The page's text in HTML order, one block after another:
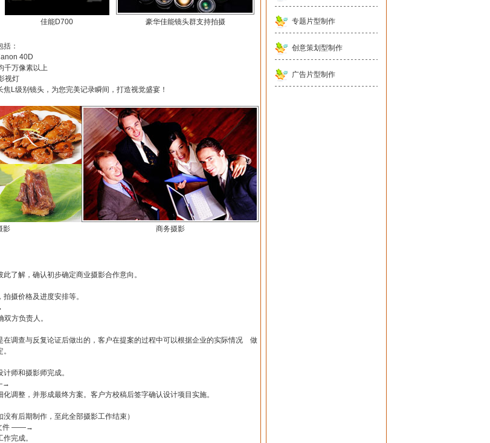
佳能D700 豪华佳能镜头群支持拍摄
：
40D
千万像素以上
视灯
L级别镜头，为您完美记录瞬间，打造视觉盛宴！
影 商务摄影
了解，确认初步确定商业摄影合作意向。
摄价格及进度安排等。
方负责人。
调查与反复论证后做出的，客户在提案的过程中可以根据企业的实际情况 做
师和摄影师完成。
调整，并形成最终方案。客户方校稿后签字确认设计项目实施。
有后期制作，至此全部摄影工作结束）
件 ――→
完成。
专题片型制作
创意策划型制作
广告片型制作